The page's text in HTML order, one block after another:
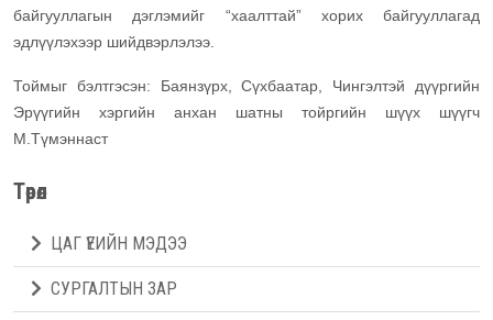
байгууллагын дэглэмийг “хаалттай” хорих байгууллагад
эдлүүлэхээр шийдвэрлэлээ.
Тоймыг бэлтгэсэн: Баянзүрх, Сүхбаатар, Чингэлтэй дүүргийн
Эрүүгийн хэргийн анхан шатны тойргийн шүүх шүүгч
М.Түмэннаст
Төрөл
ЦАГ ҮЕИЙН МЭДЭЭ
СУРГАЛТЫН ЗАР